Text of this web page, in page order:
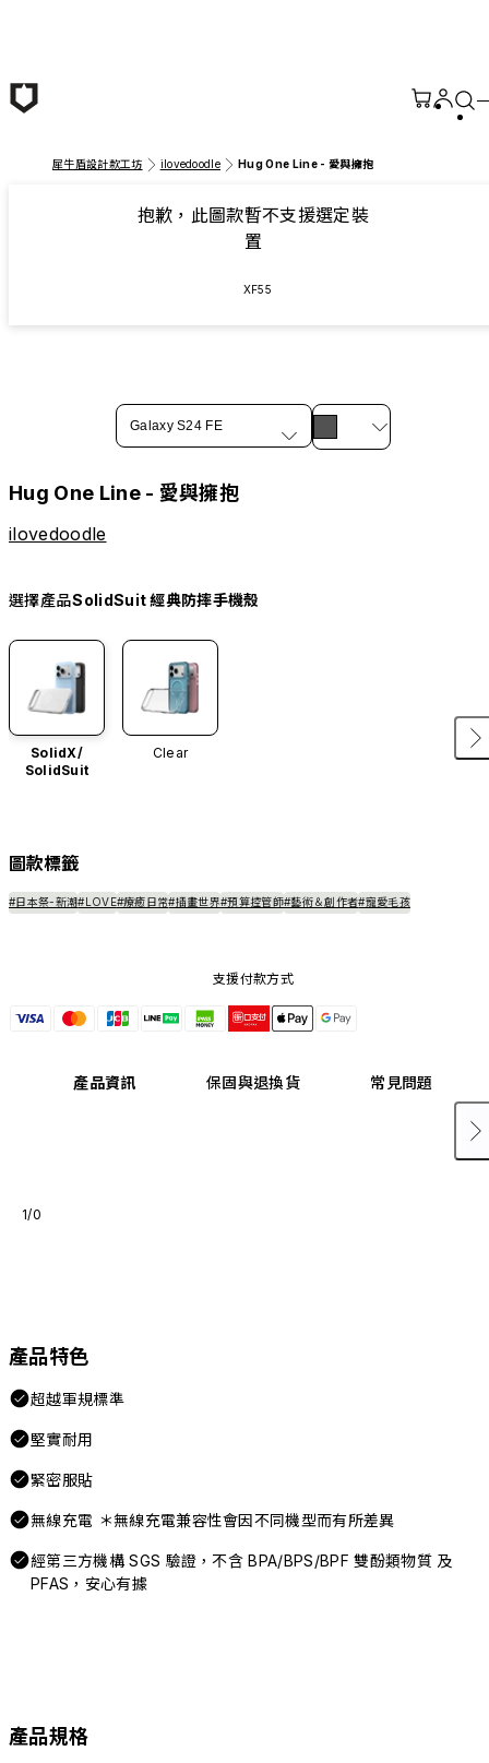
犀牛盾設計款工坊 ilovedoodle Hug One Line - 愛與擁抱
抱歉，此圖款暫不支援選定裝
置
XF55
Galaxy S24 FE
Hug One Line - 愛與擁抱
ilovedoodle
選擇產品SolidSuit 經典防摔手機殼
SolidX/
SolidSuit
Clear
圖款標籤
#日本祭-新潮#LOVE#療癒日常#插畫世界#預算控管師#藝術＆創作者#寵愛毛孩
支援付款方式
產品資訊 保固與退換貨 常見問題
1/0
產品特色
超越軍規標準
堅實耐用
緊密服貼
無線充電 ＊無線充電兼容性會因不同機型而有所差異
經第三方機構 SGS 驗證，不含 BPA/BPS/BPF 雙酚類物質 及
PFAS，安心有據
產品規格